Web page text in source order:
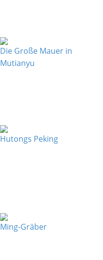
Die Große Mauer in
Mutianyu
Hutongs Peking
Ming-Gräber